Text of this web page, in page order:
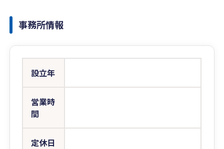
事務所情報
設立年
営業時
間
定休日